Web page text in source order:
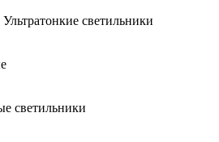
светильники
светильники